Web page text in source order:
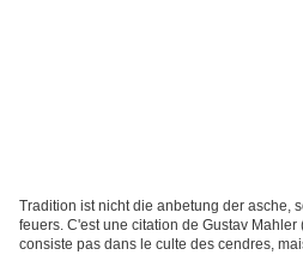
Tradition ist nicht die anbetung der asche,
feuers. C'est une citation de Gustav
consiste pas dans le culte des cendres,